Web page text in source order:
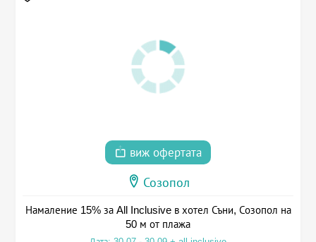
виж офертата
Созопол
Намаление 15% за All Inclusive в хотел Съни, Созопол на
50 м от плажа